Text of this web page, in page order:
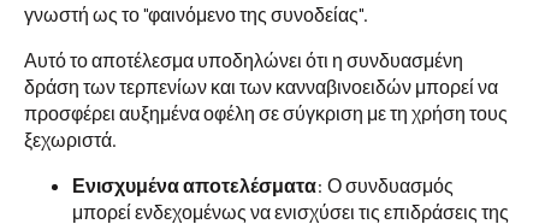
γνωστή ως το "φαινόμενο της συνοδείας".
Αυτό το αποτέλεσμα υποδηλώνει ότι η συνδυασμένη
δράση των τερπενίων και των κανναβινοειδών μπορεί να
προσφέρει αυξημένα οφέλη σε σύγκριση με τη χρήση τους
ξεχωριστά.
Ενισχυμένα αποτελέσματα: Ο συνδυασμός
μπορεί ενδεχομένως να ενισχύσει τις επιδράσεις της